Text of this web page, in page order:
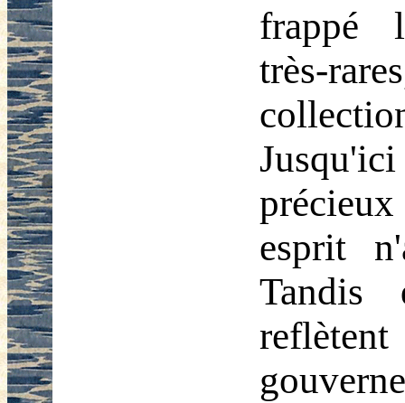
frappé
très-
esprit
Tandis